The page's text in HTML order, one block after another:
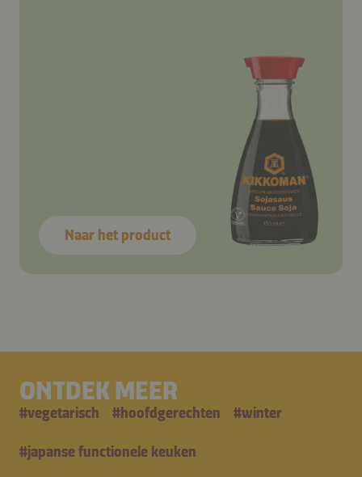
Naar het product
ONTDEK MEER
#vegetarisch #hoofdgerechten #winter
#japanse functionele keuken